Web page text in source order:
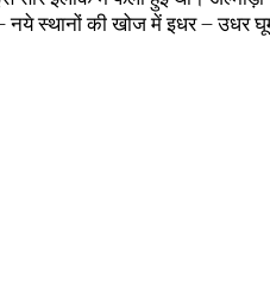
नये स्थानों की खोज में इधर – उधर